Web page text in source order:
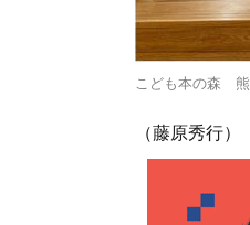
こども本の森 熊
（藤原秀行）